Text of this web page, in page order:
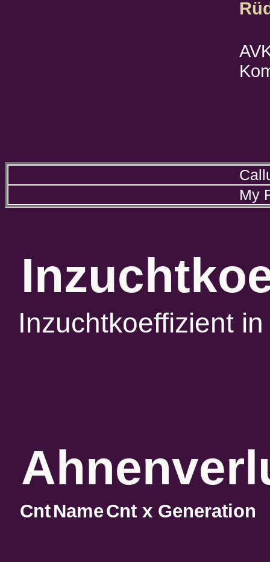
My
Inzuchtkoeffizient
CntNameCnt x Generation